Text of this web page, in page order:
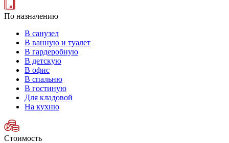
По назначению
В санузел
В ванную и туалет
В гардеробную
В детскую
В офис
В спальню
В гостиную
Для кладовой
На кухню
Стоимость